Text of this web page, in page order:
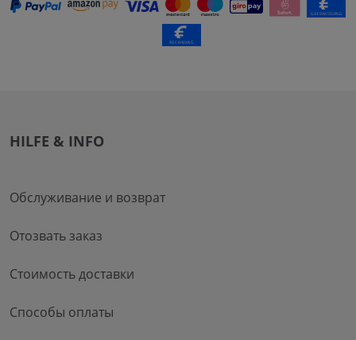
HILFE & INFO
Обслуживание и возврат
Отозвать заказ
Стоимость доставки
Способы оплаты